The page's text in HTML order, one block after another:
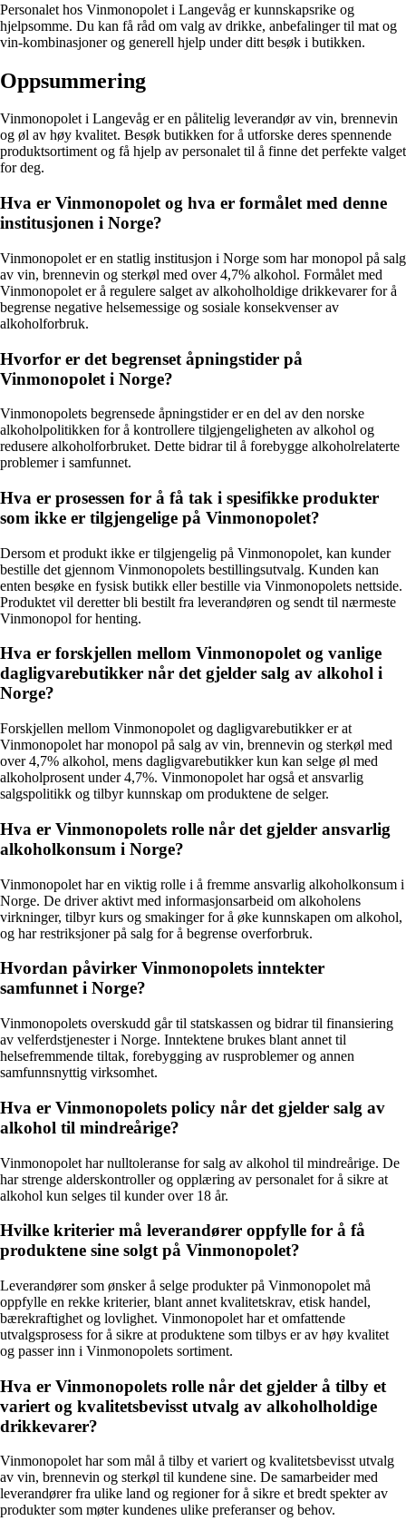
Personalet hos Vinmonopolet i Langevåg er kunnskapsrike og
hjelpsomme. Du kan få råd om valg av drikke, anbefalinger til mat og
vin-kombinasjoner og generell hjelp under ditt besøk i butikken.
Oppsummering
Vinmonopolet i Langevåg er en pålitelig leverandør av vin, brennevin
og øl av høy kvalitet. Besøk butikken for å utforske deres spennende
produktsortiment og få hjelp av personalet til å finne det perfekte valget
for deg.
Hva er Vinmonopolet og hva er formålet med denne
institusjonen i Norge?
Vinmonopolet er en statlig institusjon i Norge som har monopol på salg
av vin, brennevin og sterkøl med over 4,7% alkohol. Formålet med
Vinmonopolet er å regulere salget av alkoholholdige drikkevarer for å
begrense negative helsemessige og sosiale konsekvenser av
alkoholforbruk.
Hvorfor er det begrenset åpningstider på
Vinmonopolet i Norge?
Vinmonopolets begrensede åpningstider er en del av den norske
alkoholpolitikken for å kontrollere tilgjengeligheten av alkohol og
redusere alkoholforbruket. Dette bidrar til å forebygge alkoholrelaterte
problemer i samfunnet.
Hva er prosessen for å få tak i spesifikke produkter
som ikke er tilgjengelige på Vinmonopolet?
Dersom et produkt ikke er tilgjengelig på Vinmonopolet, kan kunder
bestille det gjennom Vinmonopolets bestillingsutvalg. Kunden kan
enten besøke en fysisk butikk eller bestille via Vinmonopolets nettside.
Produktet vil deretter bli bestilt fra leverandøren og sendt til nærmeste
Vinmonopol for henting.
Hva er forskjellen mellom Vinmonopolet og vanlige
dagligvarebutikker når det gjelder salg av alkohol i
Norge?
Forskjellen mellom Vinmonopolet og dagligvarebutikker er at
Vinmonopolet har monopol på salg av vin, brennevin og sterkøl med
over 4,7% alkohol, mens dagligvarebutikker kun kan selge øl med
alkoholprosent under 4,7%. Vinmonopolet har også et ansvarlig
salgspolitikk og tilbyr kunnskap om produktene de selger.
Hva er Vinmonopolets rolle når det gjelder ansvarlig
alkoholkonsum i Norge?
Vinmonopolet har en viktig rolle i å fremme ansvarlig alkoholkonsum i
Norge. De driver aktivt med informasjonsarbeid om alkoholens
virkninger, tilbyr kurs og smakinger for å øke kunnskapen om alkohol,
og har restriksjoner på salg for å begrense overforbruk.
Hvordan påvirker Vinmonopolets inntekter
samfunnet i Norge?
Vinmonopolets overskudd går til statskassen og bidrar til finansiering
av velferdstjenester i Norge. Inntektene brukes blant annet til
helsefremmende tiltak, forebygging av rusproblemer og annen
samfunnsnyttig virksomhet.
Hva er Vinmonopolets policy når det gjelder salg av
alkohol til mindreårige?
Vinmonopolet har nulltoleranse for salg av alkohol til mindreårige. De
har strenge alderskontroller og opplæring av personalet for å sikre at
alkohol kun selges til kunder over 18 år.
Hvilke kriterier må leverandører oppfylle for å få
produktene sine solgt på Vinmonopolet?
Leverandører som ønsker å selge produkter på Vinmonopolet må
oppfylle en rekke kriterier, blant annet kvalitetskrav, etisk handel,
bærekraftighet og lovlighet. Vinmonopolet har et omfattende
utvalgsprosess for å sikre at produktene som tilbys er av høy kvalitet
og passer inn i Vinmonopolets sortiment.
Hva er Vinmonopolets rolle når det gjelder å tilby et
variert og kvalitetsbevisst utvalg av alkoholholdige
drikkevarer?
Vinmonopolet har som mål å tilby et variert og kvalitetsbevisst utvalg
av vin, brennevin og sterkøl til kundene sine. De samarbeider med
leverandører fra ulike land og regioner for å sikre et bredt spekter av
produkter som møter kundenes ulike preferanser og behov.